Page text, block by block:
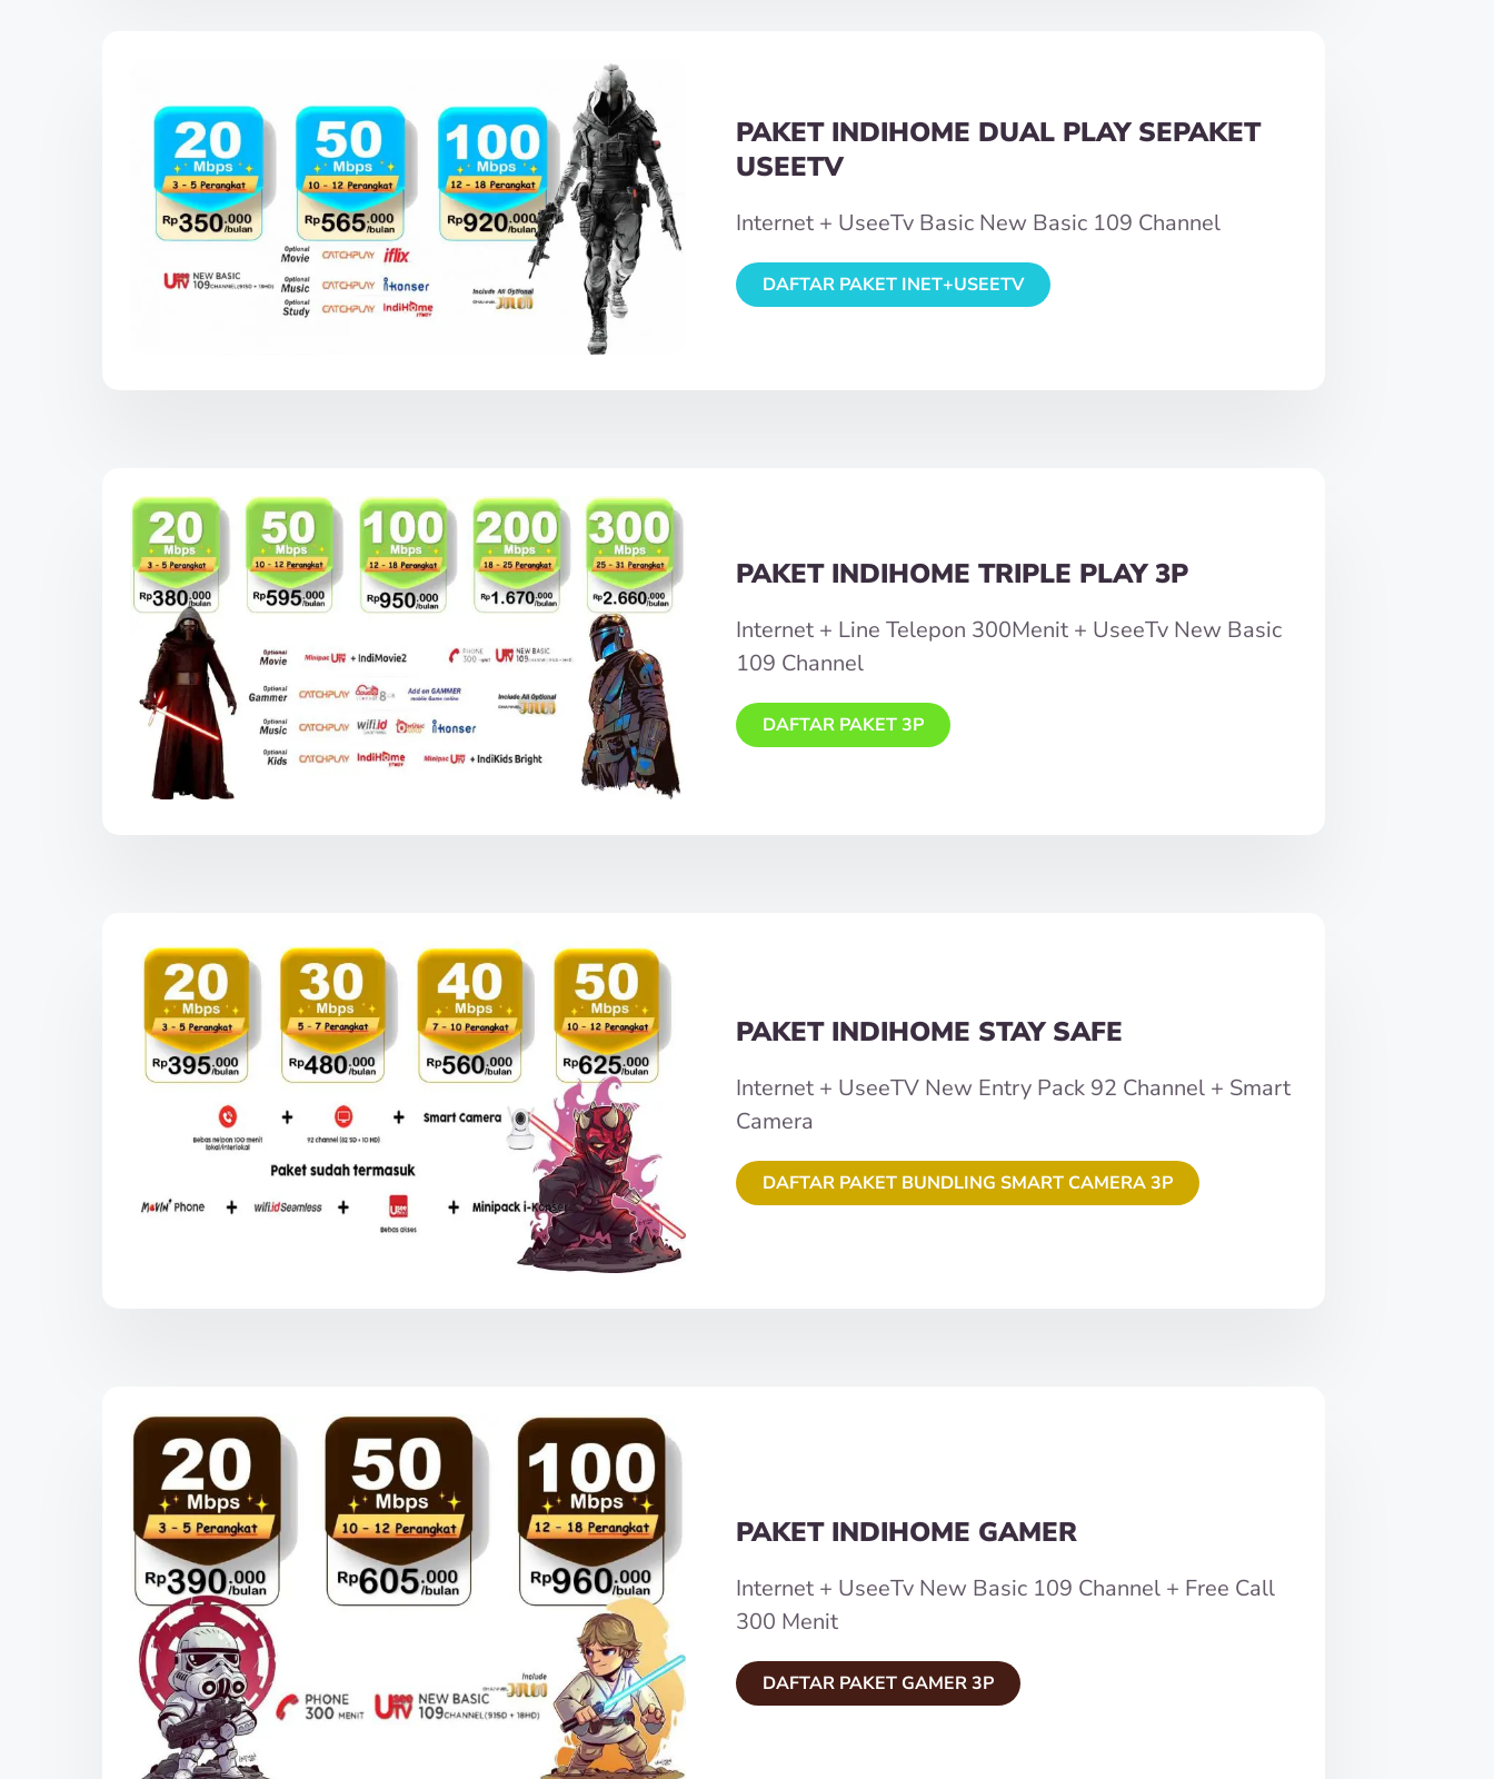
PAKET INDIHOME DUAL PLAY SEPAKET
USEETV
Internet + UseeTv Basic New Basic 109 Channel
DAFTAR PAKET INET+USEETV
PAKET INDIHOME TRIPLE PLAY 3P
Internet + Line Telepon 300Menit + UseeTv New Basic
109 Channel
DAFTAR PAKET 3P
PAKET INDIHOME STAY SAFE
Internet + UseeTV New Entry Pack 92 Channel + Smart
Camera
DAFTAR PAKET BUNDLING SMART CAMERA 3P
PAKET INDIHOME GAMER
Internet + UseeTv New Basic 109 Channel + Free Call
300 Menit
DAFTAR PAKET GAMER 3P